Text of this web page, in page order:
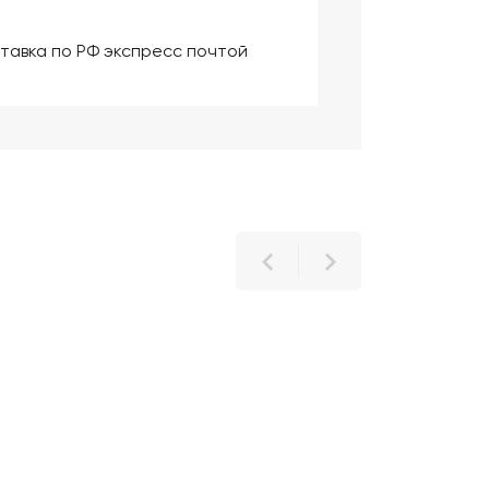
по РФ экспресс почтой